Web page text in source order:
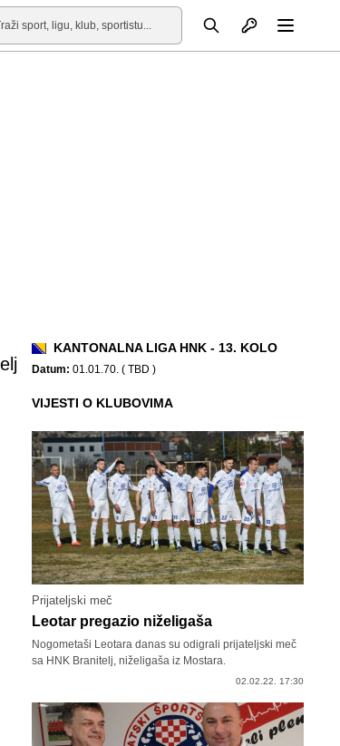
Otvori profil
KANTONALNA LIGA HNK - 13. KOLO
Datum: 01.01.70. ( TBD )
VIJESTI O KLUBOVIMA
Prijateljski meč
Leotar pregazio niželigaša
Nogometaši Leotara danas su odigrali prijateljski meč
sa HNK Branitelj, niželigaša iz Mostara.
02.02.22. 17:30